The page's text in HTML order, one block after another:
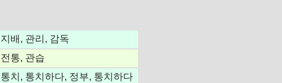
지배, 관리, 감독
전통, 관습
통치, 통치하다, 정부, 통치하다